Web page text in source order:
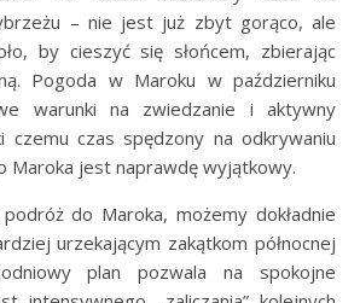
– nie jest już zbyt gorąco, ale
by cieszyć się słońcem, zbierając
Pogoda w Maroku w październiku
warunki na zwiedzanie i aktywny
czemu czas spędzony na odkrywaniu
Maroka jest naprawdę wyjątkowy.
do Maroka, możemy dokładnie
urzekającym zakątkom północnej
plan pozwala na spokojne